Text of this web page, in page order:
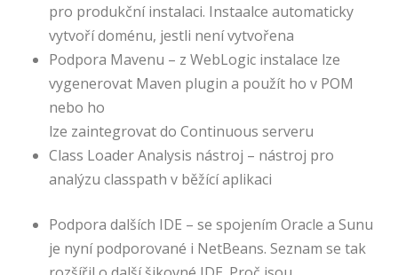
pro produkční instalaci. Instaalce automaticky
vytvoří doménu, jestli není vytvořena
Podpora Mavenu – z WebLogic instalace lze
vygenerovat Maven plugin a použít ho v POM
nebo ho
lze zaintegrovat do Continuous serveru
Class Loader Analysis nástroj – nástroj pro
analýzu classpath v běžící aplikaci
Podpora dalších IDE – se spojením Oracle a Sunu
je nyní podporované i NetBeans. Seznam se tak